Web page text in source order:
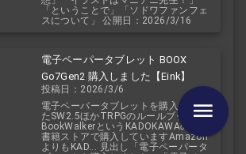
「ということで」「ソドワファンフェ
スについて」 公開日：2026/3/16
電子ペーパータブレット BOOX
Go7Gen2 購入しました【Eink】
投稿日：2026/3/6
電子ペーパータブレットを購入しまし
たSW2.5ほかTRPGのルールブックを
BookWalkerというKADOKAWAの電子
書籍ストアで購入していますAmazon
よりもKAD... 見出し「電子ペーパータ